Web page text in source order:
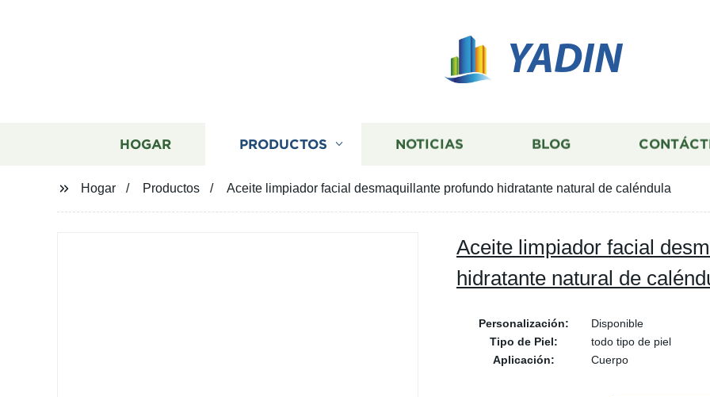
YADIN
HOGAR PRODUCTOS NOTICIAS BLOG
Hogar Productos Aceite limpiador facial desmaquillante profundo hidratante natural de caléndula
Aceite limpiador facial
hidratante natural de
Personalización:
Disponible
Tipo de Piel:
todo tipo de piel
Aplicación:
Cuerpo